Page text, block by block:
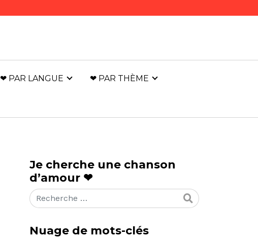
❤ PAR LANGUE ❤ PAR THÈME
Je cherche une chanson
d’amour ❤
Rechercher
Nuage de mots-clés